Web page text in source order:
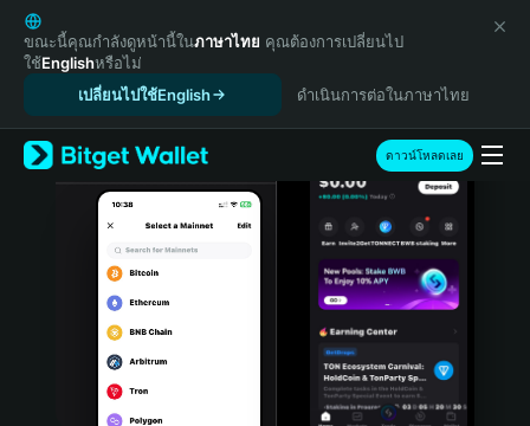
English
日本語
Tiếng Việt
Español (Latinoamérica)
Türkçe
Italiano
Português (Portugal)
Bahasa Indonesia
ขณะนี้คุณกำลังดูหน้านี้ในภาษาไทย คุณต้องการเปลี่ยนไป
ใช้Englishหรือไม่
เปลี่ยนไปใช้English
ดำเนินการต่อในภาษาไทย
ดาวน์โหลดเลย